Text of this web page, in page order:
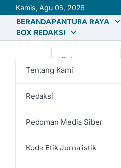
to
content
Kamis, Agu 06, 2026
BERANDAPANTURA RAYA
Bojonegoro
BOX REDAKSI
Tentang Kami
Redaksi
Pedoman Media Siber
Kode Etik Jurnalistik
Tag:KTH